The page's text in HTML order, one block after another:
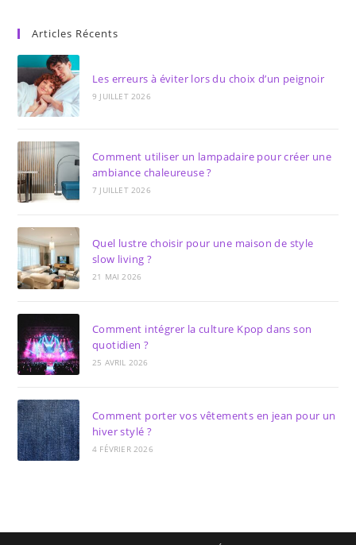
Articles Récents
Les erreurs à éviter lors du choix d’un peignoir
9 JUILLET 2026
Comment utiliser un lampadaire pour créer une
ambiance chaleureuse ?
7 JUILLET 2026
Quel lustre choisir pour une maison de style
slow living ?
21 MAI 2026
Comment intégrer la culture Kpop dans son
quotidien ?
25 AVRIL 2026
Comment porter vos vêtements en jean pour un
hiver stylé ?
4 FÉVRIER 2026